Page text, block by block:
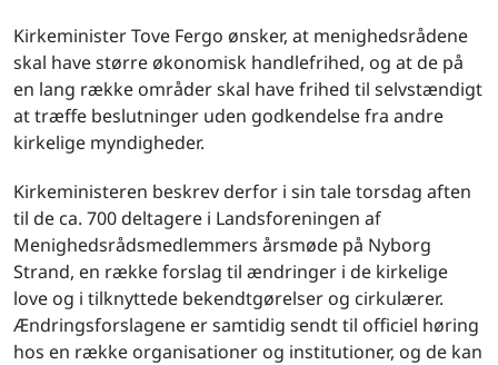
Kirkeminister Tove Fergo ønsker, at menighedsrådene
skal have større økonomisk handlefrihed, og at de på
en lang række områder skal have frihed til selvstændigt
at træffe beslutninger uden godkendelse fra andre
kirkelige myndigheder.
Kirkeministeren beskrev derfor i sin tale torsdag aften
til de ca. 700 deltagere i Landsforeningen af
Menighedsrådsmedlemmers årsmøde på Nyborg
Strand, en række forslag til ændringer i de kirkelige
love og i tilknyttede bekendtgørelser og cirkulærer.
Ændringsforslagene er samtidig sendt til officiel høring
hos en række organisationer og institutioner, og de kan